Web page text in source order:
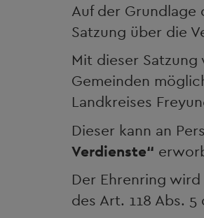
Auf der Grundlage
Satzung über die
Mit dieser
Gemeinden
Landkreises
Dieser kann an
Verdienste“
Der Ehrenring
des Art. 118 Abs. 5